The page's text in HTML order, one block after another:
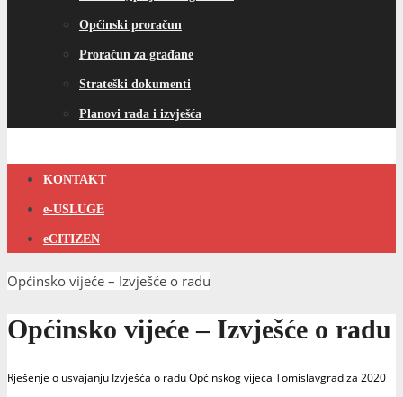
Općinski proračun
Proračun za građane
Strateški dokumenti
Planovi rada i izvješća
KONTAKT
e-USLUGE
eCITIZEN
Općinsko vijeće – Izvješće o radu
Općinsko vijeće – Izvješće o radu
Rješenje o usvajanju Izvješća o radu Općinskog vijeća Tomislavgrad za 2020